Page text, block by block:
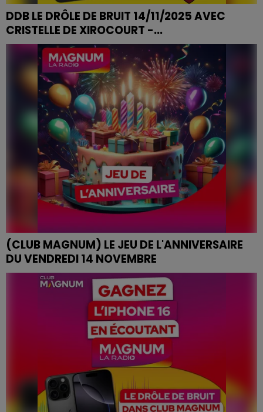
DDB LE DRÔLE DE BRUIT 14/11/2025 AVEC
CRISTELLE DE XIROCOURT -...
DDB LE DRÔLE DE BRUIT 14/11/2025
(CLUB MAGNUM) LE JEU DE L'ANNIVERSAIRE
DU VENDREDI 14 NOVEMBRE
JEU DE L'ANNIVERSAIRE DU VENDREDI 14 NOVEMBRE